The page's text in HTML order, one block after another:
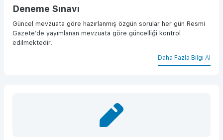
Deneme Sınavı
Güncel mevzuata göre hazırlanmış özgün sorular her gün Resmi
Gazete’de yayımlanan mevzuata göre güncelliği kontrol
edilmektedir.
Daha Fazla Bilgi Al